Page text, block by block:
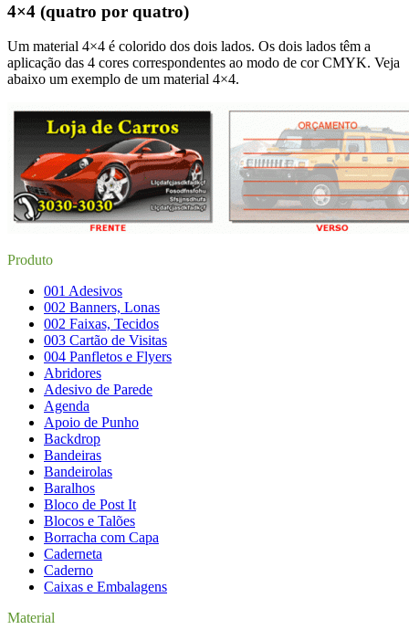
4×4 (quatro por quatro)
Um material 4×4 é colorido dos dois lados. Os dois lados têm a
aplicação das 4 cores correspondentes ao modo de cor CMYK. Veja
abaixo um exemplo de um material 4×4.
Produto
001 Adesivos
002 Banners, Lonas
002 Faixas, Tecidos
003 Cartão de Visitas
004 Panfletos e Flyers
Abridores
Adesivo de Parede
Agenda
Apoio de Punho
Backdrop
Bandeiras
Bandeirolas
Baralhos
Bloco de Post It
Blocos e Talões
Borracha com Capa
Caderneta
Caderno
Caixas e Embalagens
Material